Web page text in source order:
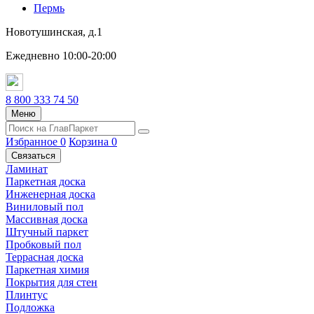
Пермь
Новотушинская, д.1
Ежедневно 10:00-20:00
8 800 333 74 50
Меню
Избранное 0 Корзина 0
Связаться
Ламинат
Паркетная доска
Инженерная доска
Виниловый пол
Массивная доска
Штучный паркет
Пробковый пол
Террасная доска
Паркетная химия
Покрытия для стен
Плинтус
Подложка